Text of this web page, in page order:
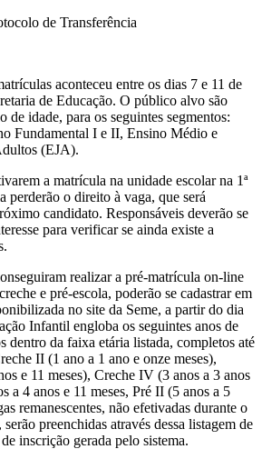
de Transferência
aconteceu entre os dias 7 e 11 de
de Educação. O público alvo são
de idade, para os seguintes segmentos:
Fundamental I e II, Ensino Médio e
(EJA).
a matrícula na unidade escolar na 1ª
perderão o direito à vaga, que será
candidato. Responsáveis deverão se
para verificar se ainda existe a
realizar a pré-matrícula on-line
e pré-escola, poderão se cadastrar em
no site da Seme, a partir do dia
Infantil engloba os seguintes anos de
dentro da faixa etária listada, completos até
II (1 ano a 1 ano e onze meses),
e 11 meses), Creche IV (3 anos a 3 anos
a 4 anos e 11 meses, Pré II (5 anos a 5
remanescentes, não efetivadas durante o
preenchidas através dessa listagem de
inscrição gerada pelo sistema.